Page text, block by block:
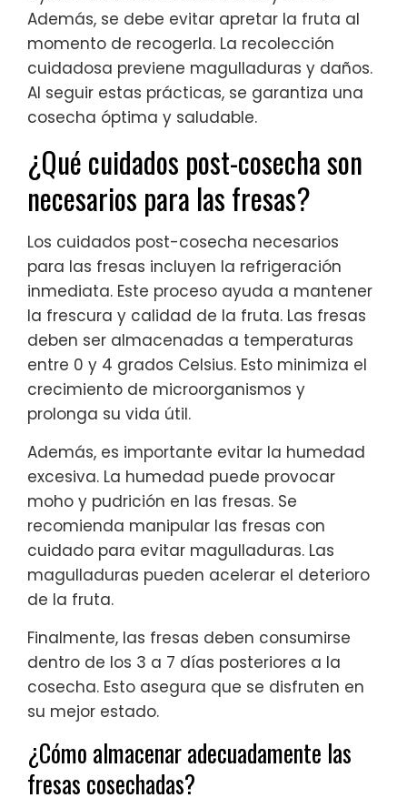
Además, se debe evitar apretar la fruta al
momento de recogerla. La recolección
cuidadosa previene magulladuras y daños.
Al seguir estas prácticas, se garantiza una
cosecha óptima y saludable.
¿Qué cuidados post-cosecha son
necesarios para las fresas?
Los cuidados post-cosecha necesarios
para las fresas incluyen la refrigeración
inmediata. Este proceso ayuda a mantener
la frescura y calidad de la fruta. Las fresas
deben ser almacenadas a temperaturas
entre 0 y 4 grados Celsius. Esto minimiza el
crecimiento de microorganismos y
prolonga su vida útil.
Además, es importante evitar la humedad
excesiva. La humedad puede provocar
moho y pudrición en las fresas. Se
recomienda manipular las fresas con
cuidado para evitar magulladuras. Las
magulladuras pueden acelerar el deterioro
de la fruta.
Finalmente, las fresas deben consumirse
dentro de los 3 a 7 días posteriores a la
cosecha. Esto asegura que se disfruten en
su mejor estado.
¿Cómo almacenar adecuadamente las
fresas cosechadas?